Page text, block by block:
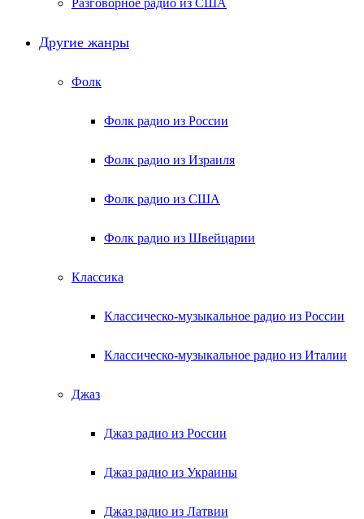
Разговорное радио из США
Другие жанры
Фолк
Фолк радио из России
Фолк радио из Израиля
Фолк радио из США
Фолк радио из Швейцарии
Классика
Классическо-музыкальное радио из России
Классическо-музыкальное радио из Италии
Джаз
Джаз радио из России
Джаз радио из Украины
Джаз радио из Латвии